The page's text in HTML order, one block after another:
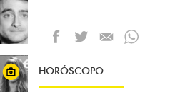
HORÓSCOPO